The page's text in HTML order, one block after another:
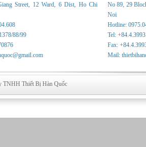
Street, 12 Ward, 6 Dist, Ho Chi
88/99
No 89, 29
Noi
Hotline:
Tel:
Fax:
Mail:
TNHH Thiết Bị Hàn Quốc